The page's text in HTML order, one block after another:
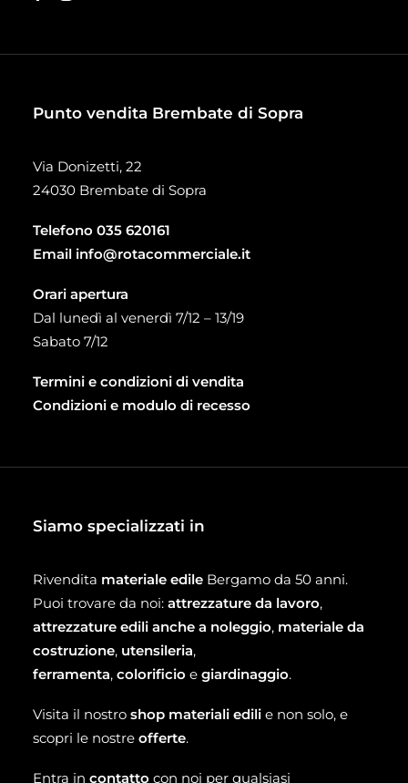
Punto vendita Brembate di Sopra
Via Donizetti, 22
24030 Brembate di Sopra
Telefono 035 620161
Email info@rotacommerciale.it
Orari apertura
Dal lunedì al venerdì 7/12 – 13/19
Sabato 7/12
Termini e condizioni di vendita
Condizioni e modulo di recesso
Siamo specializzati in
Rivendita materiale edile Bergamo da 50 anni.
Puoi trovare da noi: attrezzature da lavoro,
attrezzature edili anche a noleggio, materiale da
costruzione, utensileria,
ferramenta, colorificio e giardinaggio.
Visita il nostro shop materiali edili e non solo, e
scopri le nostre offerte.
Entra in contatto con noi per qualsiasi